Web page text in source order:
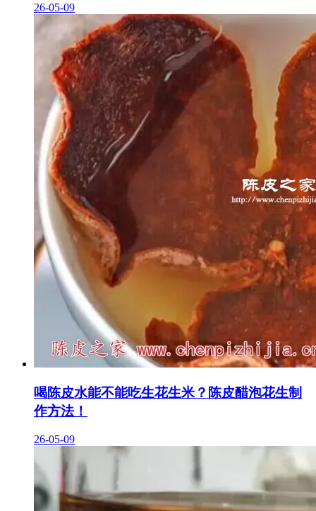
26-05-09
喝陈皮水能不能吃生花生米？陈皮醋泡花生制
作方法！
26-05-09